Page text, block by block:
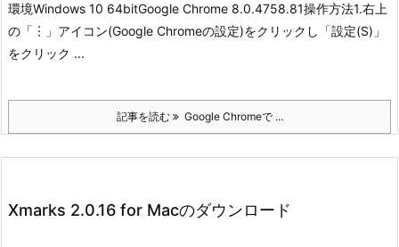
環境Windows 10 64bitGoogle Chrome 8.0.4758.81操作方法1.右上
の「︙」アイコン(Google Chromeの設定)をクリックし「設定(S)」
をクリック ...
記事を読む Google Chromeで ...
Xmarks 2.0.16 for Macのダウンロード